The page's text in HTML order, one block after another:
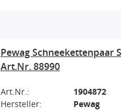
Pewag Schneekettenpaar
Art.Nr. 88990
Art.Nr.:
1904872
Hersteller:
Pewag